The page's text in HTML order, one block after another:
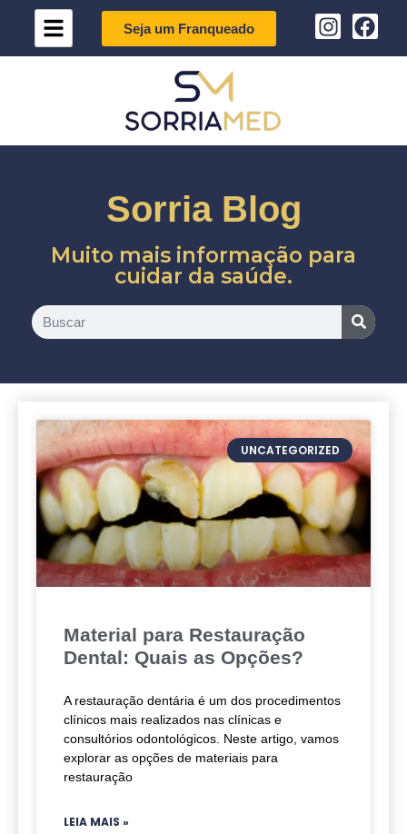
Seja um Franqueado
Sorria Blog
Muito mais informação para
cuidar da saúde.
UNCATEGORIZED
Material para Restauração
Dental: Quais as Opções?
A restauração dentária é um dos procedimentos
clínicos mais realizados nas clínicas e
consultórios odontológicos. Neste artigo, vamos
explorar as opções de materiais para
restauração
LEIA MAIS »